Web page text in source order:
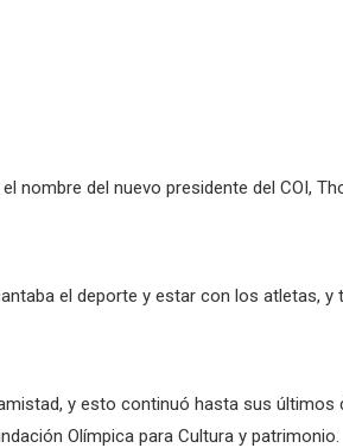
nombre del nuevo presidente del COI,
el deporte y estar con los atletas,
y esto continuó hasta sus últimos
Olímpica para Cultura y patrimonio.